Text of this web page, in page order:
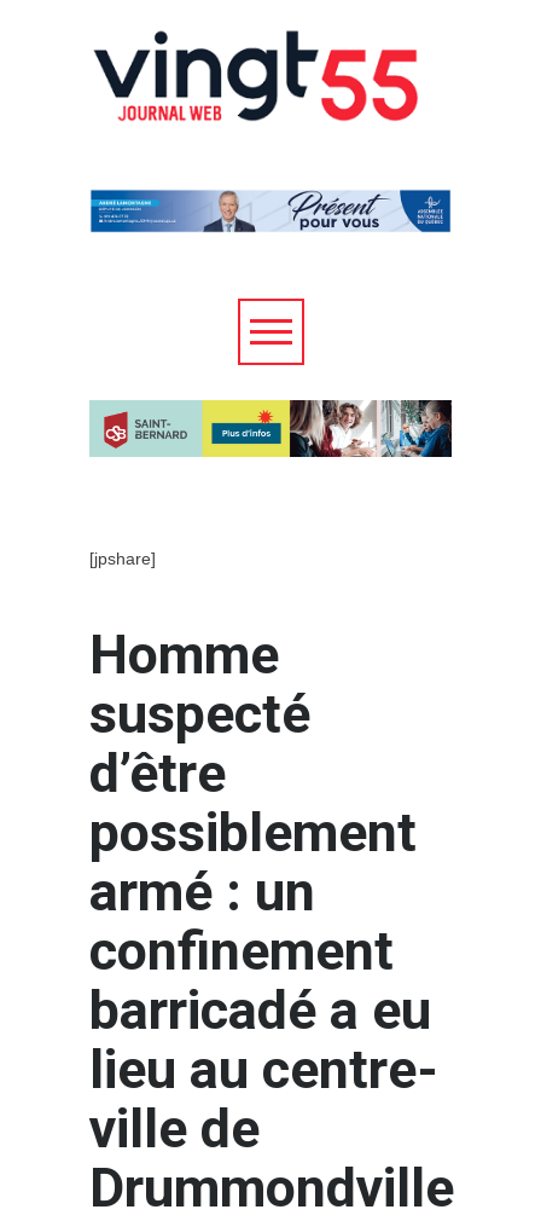
[jpshare]
Homme
suspecté
d’être
possiblement
armé : un
confinement
barricadé a eu
lieu au centre-
ville de
Drummondville